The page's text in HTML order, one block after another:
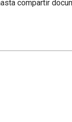
compartir
necesidad.
ser eficiente y fácil